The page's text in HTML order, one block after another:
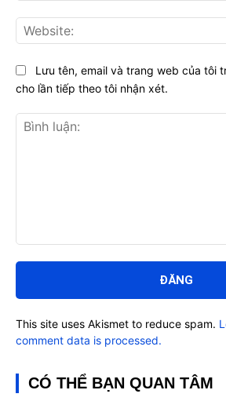
luận:
Lưu tên, email và trang web của tôi
cho lần tiếp theo tôi nhận xét.
This site uses Akismet to reduce spam.
comment data is processed.
CÓ THỂ BẠN QUAN TÂM